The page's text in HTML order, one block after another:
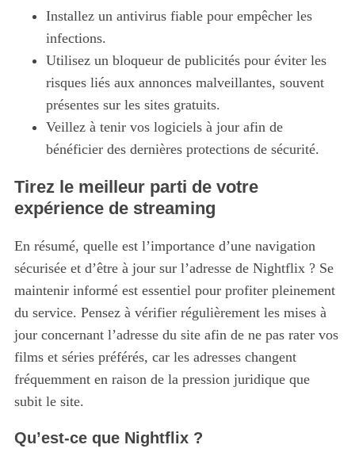
Installez un antivirus fiable pour empêcher les
infections.
Utilisez un bloqueur de publicités pour éviter les
risques liés aux annonces malveillantes, souvent
présentes sur les sites gratuits.
Veillez à tenir vos logiciels à jour afin de
bénéficier des dernières protections de sécurité.
Tirez le meilleur parti de votre
expérience de streaming
En résumé, quelle est l’importance d’une navigation
sécurisée et d’être à jour sur l’adresse de Nightflix ? Se
maintenir informé est essentiel pour profiter pleinement
du service. Pensez à vérifier régulièrement les mises à
jour concernant l’adresse du site afin de ne pas rater vos
films et séries préférés, car les adresses changent
fréquemment en raison de la pression juridique que
subit le site.
Qu’est-ce que Nightflix ?
f
o
r